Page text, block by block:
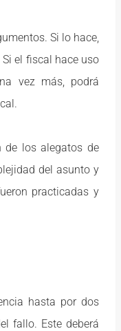
Si lo hace,
el fiscal hace uso
vez más, podrá
de los alegatos de
del asunto y
practicadas y
hasta por dos
fallo. Este deberá